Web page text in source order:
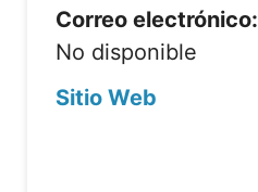
Correo electrónico:
No disponible
Sitio Web